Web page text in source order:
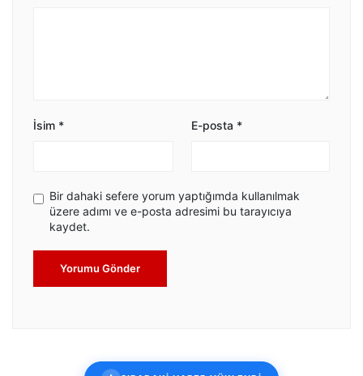
İsim * E-posta *
Bir dahaki sefere yorum yaptığımda kullanılmak
üzere adımı ve e-posta adresimi bu tarayıcıya
kaydet.
Yorumu Gönder